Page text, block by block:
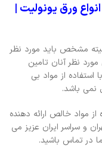
ورق یونولیت |
مشخص باید مورد نظر
مورد نظر آنان تامین
از مواد بی
نمی باشد.
از مواد خالص ارائه دهنده
و سراسر ایران عزیز می
در تماس باشید.